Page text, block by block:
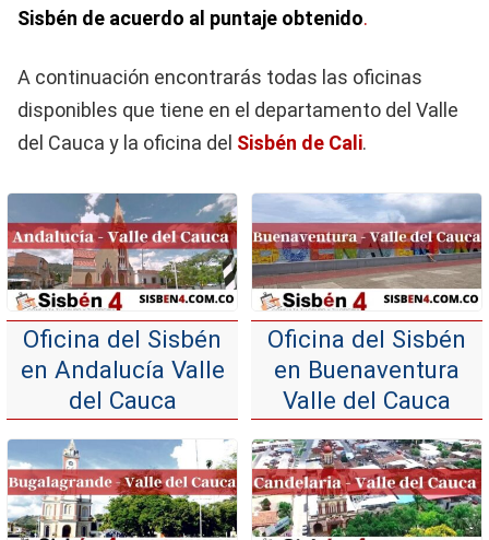
Sisbén de acuerdo al puntaje obtenido.
A continuación encontrarás todas las oficinas
disponibles que tiene en el departamento del Valle
del Cauca y la oficina del Sisbén de Cali.
Oficina del Sisbén
en Andalucía Valle
del Cauca
Oficina del Sisbén
en Buenaventura
Valle del Cauca